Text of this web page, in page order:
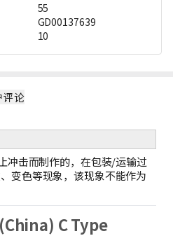
55
GD00137639
10
评论
冲击而制作的，在包装/运输过
变色等现象，该现象不能作为
C Type